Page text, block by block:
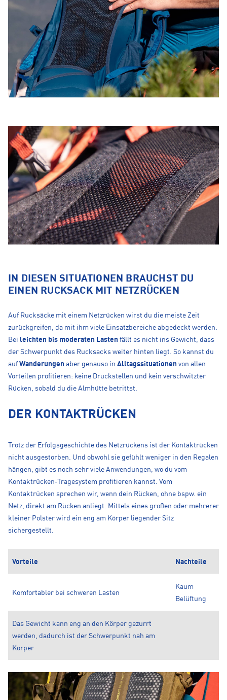
IN DIESEN SITUATIONEN BRAUCHST DU
EINEN RUCKSACK MIT NETZRÜCKEN
Auf Rucksäcke mit einem Netzrücken wirst du die meiste Zeit
zurückgreifen, da mit ihm viele Einsatzbereiche abgedeckt werden.
Bei leichten bis moderaten Lasten fällt es nicht ins Gewicht, dass
der Schwerpunkt des Rucksacks weiter hinten liegt. So kannst du
auf Wanderungen aber genauso in Alltagssituationen von allen
Vorteilen profitieren: keine Druckstellen und kein verschwitzter
Rücken, sobald du die Almhütte betrittst.
DER KONTAKTRÜCKEN
Trotz der Erfolgsgeschichte des Netzrückens ist der Kontaktrücken
nicht ausgestorben. Und obwohl sie gefühlt weniger in den Regalen
hängen, gibt es noch sehr viele Anwendungen, wo du vom
Kontaktrücken-Tragesystem profitieren kannst. Vom
Kontaktrücken sprechen wir, wenn dein Rücken, ohne bspw. ein
Netz, direkt am Rücken anliegt. Mittels eines großen oder mehrerer
kleiner Polster wird ein eng am Körper liegender Sitz
sichergestellt.
Vorteile Nachteile
Komfortabler bei schweren Lasten
Kaum
Belüftung
Das Gewicht kann eng an den Körper gezurrt
werden, dadurch ist der Schwerpunkt nah am
Körper